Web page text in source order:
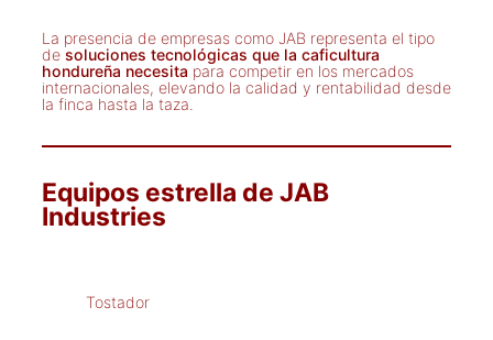
La presencia de empresas como JAB representa el tipo
de soluciones tecnológicas que la caficultura
hondureña necesita para competir en los mercados
internacionales, elevando la calidad y rentabilidad desde
la finca hasta la taza.
Equipos estrella de JAB
Industries
Tostador